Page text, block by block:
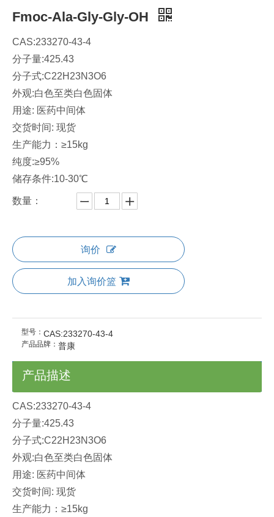
Fmoc-Ala-Gly-Gly-OH
CAS:233270-43-4
分子量:425.43
分子式:C22H23N3O6
外观:白色至类白色固体
用途: 医药中间体
交货时间: 现货
生产能力：≥15kg
纯度:≥95%
储存条件:10-30℃
数量：
询价
加入询价篮
型号： CAS:233270-43-4
产品品牌： 普康
产品描述
CAS:233270-43-4
分子量:425.43
分子式:C22H23N3O6
外观:白色至类白色固体
用途: 医药中间体
交货时间: 现货
生产能力：≥15kg